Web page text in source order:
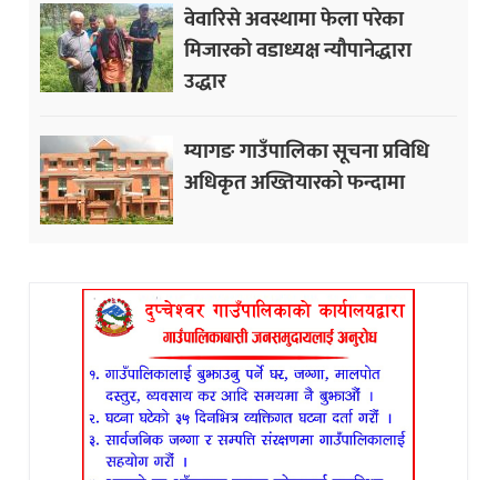
वेवारिसे अवस्थामा फेला परेका
मिजारको वडाध्यक्ष न्यौपानेद्धारा
उद्धार
म्यागङ गाउँपालिका सूचना प्रविधि
अधिकृत अख्तियारको फन्दामा